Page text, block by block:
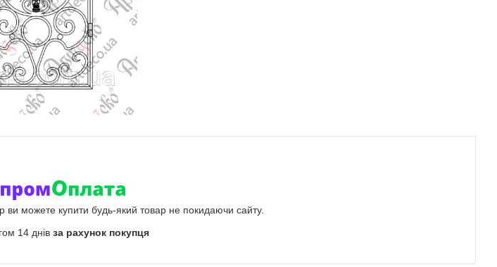
ви можете купити будь-який товар не покидаючи сайту.
14 днів за рахунок покупця